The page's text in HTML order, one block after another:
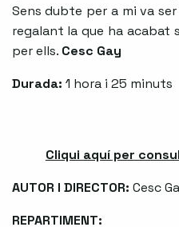
Sens dubte per a mi va
regalant la que ha acabat
per ells. Cesc Gay
Durada: 1 hora i 25 minuts
Cliqui aquí per
AUTOR I DIRECTOR: Cesc
REPARTIMENT: